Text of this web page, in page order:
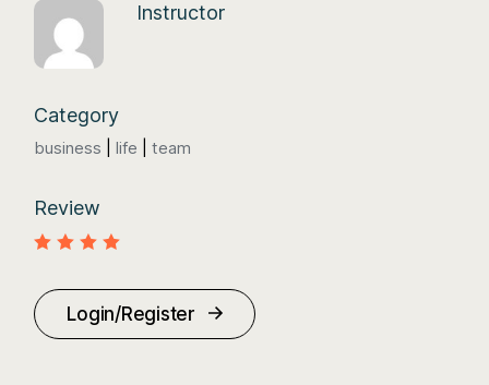
Instructor
Category
business life team
Review
Login/Register